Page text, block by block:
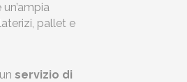
pallet e
servizio di